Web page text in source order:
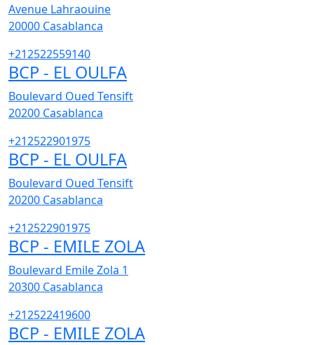
Avenue Lahraouine
20000 Casablanca
+212522559140
BCP - EL OULFA
Boulevard Oued Tensift
20200 Casablanca
+212522901975
BCP - EL OULFA
Boulevard Oued Tensift
20200 Casablanca
+212522901975
BCP - EMILE ZOLA
Boulevard Emile Zola 1
20300 Casablanca
+212522419600
BCP - EMILE ZOLA